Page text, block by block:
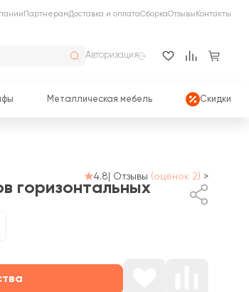
ПартнерамДоставка и оплатаСборкаОтзывы Контакты
Авторизация
Металлическая мебель Скидки
4.8 Отзывы (оценок 2) >
горизонтальных